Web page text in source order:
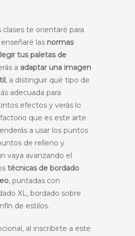
clases te orientaré para
las normas
tus paletas de
a adaptar una imagen
, a distinguir qué tipo de
adecuada para
efectos y verás lo
que es este arte
a usar los puntos
de relleno y
vaya avanzando el
técnicas de bordado
, puntadas con
XL, bordado sobre
de estilos.
al inscribirte a este